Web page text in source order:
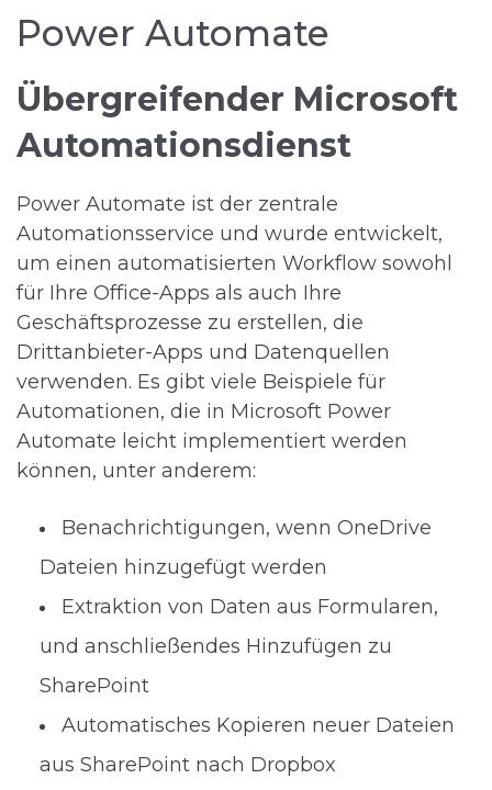
Power Automate
Übergreifender Microsoft
Automationsdienst
Power Automate ist der zentrale
Automationsservice und wurde entwickelt,
um einen automatisierten Workflow sowohl
für Ihre Office-Apps als auch Ihre
Geschäftsprozesse zu erstellen, die
Drittanbieter-Apps und Datenquellen
verwenden. Es gibt viele Beispiele für
Automationen, die in Microsoft Power
Automate leicht implementiert werden
können, unter anderem:
Benachrichtigungen, wenn OneDrive
Dateien hinzugefügt werden
Extraktion von Daten aus Formularen,
und anschließendes Hinzufügen zu
SharePoint
Automatisches Kopieren neuer Dateien
aus SharePoint nach Dropbox